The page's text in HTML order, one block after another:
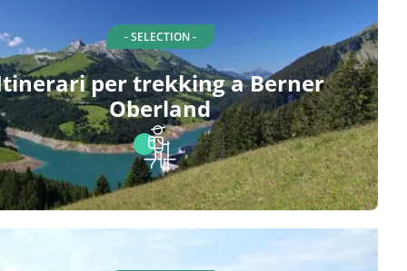
- SELECTION -
per trekking a Berner
Oberland